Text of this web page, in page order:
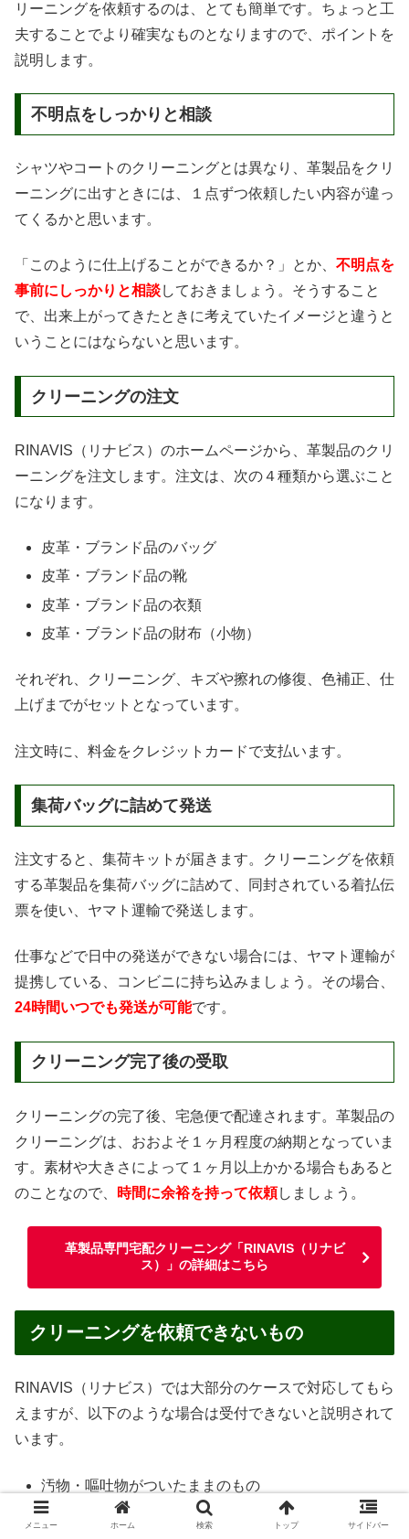
リーニングを依頼するのは、とても簡単です。ちょっと工
夫することでより確実なものとなりますので、ポイントを
説明します。
不明点をしっかりと相談
シャツやコートのクリーニングとは異なり、革製品をクリ
ーニングに出すときには、１点ずつ依頼したい内容が違っ
てくるかと思います。
「このように仕上げることができるか？」とか、 不明点を
事前にしっかりと相談しておきましょう。そうすること
で、出来上がってきたときに考えていたイメージと違うと
いうことにはならないと思います。
クリーニングの注文
RINAVIS（リナビス）のホームページから、革製品のクリ
ーニングを注文します。注文は、次の４種類から選ぶこと
になります。
皮革・ブランド品のバッグ
皮革・ブランド品の靴
皮革・ブランド品の衣類
皮革・ブランド品の財布（小物）
それぞれ、クリーニング、キズや擦れの修復、色補正、仕
上げまでがセットとなっています。
注文時に、料金をクレジットカードで支払います。
集荷バッグに詰めて発送
注文すると、集荷キットが届きます。クリーニングを依頼
する革製品を集荷バッグに詰めて、同封されている着払伝
票を使い、ヤマト運輸で発送します。
仕事などで日中の発送ができない場合には、ヤマト運輸が
提携している、コンビニに持ち込みましょう。その場合、
24時間いつでも発送が可能です。
クリーニング完了後の受取
クリーニングの完了後、宅急便で配達されます。革製品の
クリーニングは、おおよそ１ヶ月程度の納期となっていま
す。素材や大きさによって１ヶ月以上かかる場合もあると
のことなので、
時間に余裕を持って依頼しましょう。
革製品専門宅配クリーニング「RINAVIS（リナビ
ス）」の詳細はこちら
クリーニングを依頼できないもの
RINAVIS（リナビス）では大部分のケースで対応してもら
えますが、以下のような場合は受付できないと説明されて
います。
汚物・嘔吐物がついたままのもの
ペットが使用したもの
メニュー ホーム 検索 トップ サイドバー